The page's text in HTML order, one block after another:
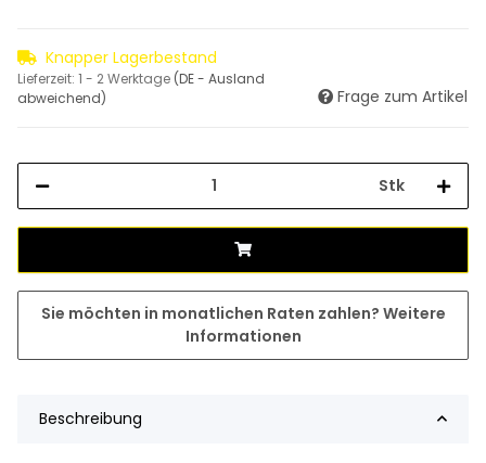
Knapper Lagerbestand
Lieferzeit: 1 - 2 Werktage (DE - Ausland
abweichend)
Frage zum Artikel
Stk
Sie möchten in monatlichen Raten zahlen? Weitere
Informationen
Beschreibung